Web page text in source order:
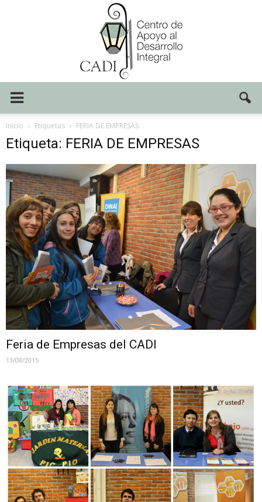
Inicio Etiquetas FERIA DE EMPRESAS
Etiqueta: FERIA DE EMPRESAS
Feria de Empresas del CADI
13/08/2015